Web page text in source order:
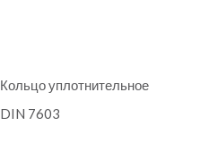
Кольцо уплотнительное
DIN 7603